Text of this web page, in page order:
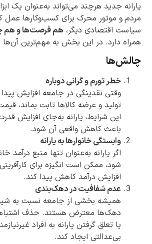
یارانه جدید هرچند می‌تواند به‌عنوان یک
مردم و موتور محرک برای کسب‌وکارها عمل
سیاست اقتصادی دیگر، هم فرصت‌ها و هم
همراه دارد. در این بخش به مهم‌ترین آن‌ها
چالش‌ها
خطر تورم و گرانی دوباره
وقتی نقدینگی در جامعه افزایش
تولید و عرضه کالاها ثابت بماند،
این شرایط، یارانه به‌جای افزایش
باعث کاهش واقعی آن شود.
وابستگی خانوارها به یارانه
اگر یارانه به‌عنوان تنها منبع درآمد
شود، ممکن است انگیزه برای
افزایش درآمد کاهش پیدا کند.
عدم شفافیت در دهک‌بندی
همیشه بخشی از جامعه نسبت به
دهک‌ها معترض هستند. حذف
یا تعلق گرفتن یارانه به افراد
بی‌عدالتی ایجاد کند.